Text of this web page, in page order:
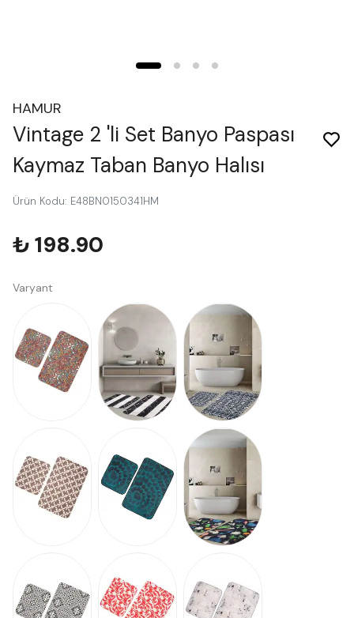
HAMUR
Vintage 2 'li Set Banyo Paspası
Kaymaz Taban Banyo Halısı
Ürün Kodu: E48BN0150341HM
₺ 198.90
Varyant